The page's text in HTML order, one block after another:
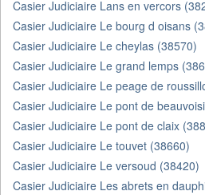
Casier Judiciaire Lans en vercors
Casier Judiciaire Le bourg d oisans
Casier Judiciaire Le cheylas (38570)
Casier Judiciaire Le grand lemps
Casier Judiciaire Le peage de
Casier Judiciaire Le pont de
Casier Judiciaire Le pont de claix
Casier Judiciaire Le touvet (38660)
Casier Judiciaire Le versoud (38420)
Casier Judiciaire Les abrets en